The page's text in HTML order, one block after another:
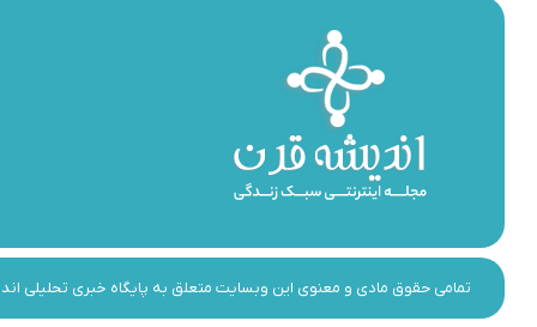
تمامی حقوق مادی و معنوی این وبسایت متعلق به پایگاه خبری تحلیلی